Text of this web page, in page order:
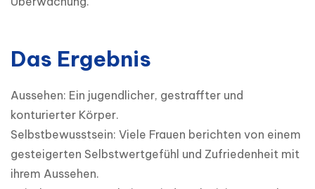
Das Ergebnis
Aussehen: Ein jugendlicher, gestraffter und
konturierter Körper.
Selbstbewusstsein: Viele Frauen berichten von einem
gesteigerten Selbstwertgefühl und Zufriedenheit mit
ihrem Aussehen.